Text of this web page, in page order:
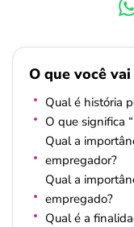
O que você
Qual é história
O que significa
Qual a
empregador?
Qual a
empregado?
Qual é a